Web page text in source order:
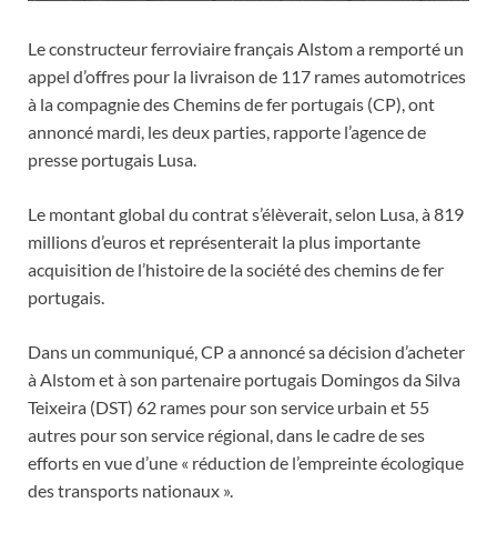
Le constructeur ferroviaire français Alstom a remporté un
appel d’offres pour la livraison de 117 rames automotrices
à la compagnie des Chemins de fer portugais (CP), ont
annoncé mardi, les deux parties, rapporte l’agence de
presse portugais Lusa.
Le montant global du contrat s’élèverait, selon Lusa, à 819
millions d’euros et représenterait la plus importante
acquisition de l’histoire de la société des chemins de fer
portugais.
Dans un communiqué, CP a annoncé sa décision d’acheter
à Alstom et à son partenaire portugais Domingos da Silva
Teixeira (DST) 62 rames pour son service urbain et 55
autres pour son service régional, dans le cadre de ses
efforts en vue d’une « réduction de l’empreinte écologique
des transports nationaux ».